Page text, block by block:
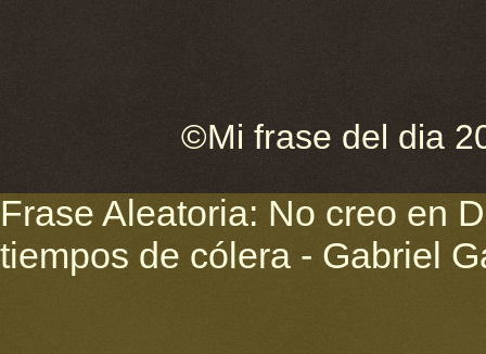
©Mi frase del dia
Frase Aleatoria: No creo en
tiempos de cólera - Gabriel